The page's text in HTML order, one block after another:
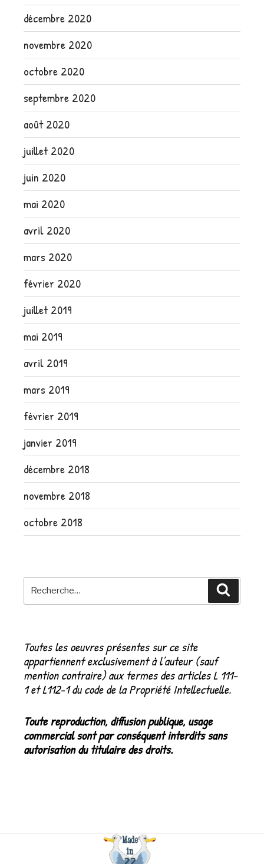
décembre 2020
novembre 2020
octobre 2020
septembre 2020
août 2020
juillet 2020
juin 2020
mai 2020
avril 2020
mars 2020
février 2020
juillet 2019
mai 2019
avril 2019
mars 2019
février 2019
janvier 2019
décembre 2018
novembre 2018
octobre 2018
Recherche
pour
Toutes les oeuvres présentes sur ce site
appartiennent exclusivement à l’auteur (sauf
mention contraire) aux termes des articles L 111-
1 et L112-1 du code de la Propriété Intellectuelle.
Toute reproduction, diffusion publique, usage
commercial sont par conséquent interdits sans
autorisation du titulaire des droits.